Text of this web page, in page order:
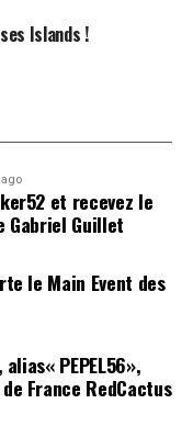
Main Event
festival qui aura,
Le casino
prochaine pour le
moins, on l’espère !
€
€
Islands !
et recevez le
Gabriel Guillet
le Main Event des
PEPEL56»,
France RedCactus